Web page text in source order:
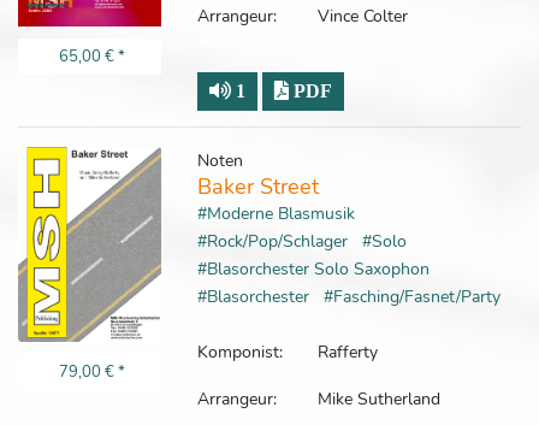
65,00 €*
Arrangeur:
Vince Colter
1 PDF
79,00 €*
Noten
Baker Street
#Moderne Blasmusik
#Rock/Pop/Schlager
#Solo
#Blasorchester Solo Saxophon
#Blasorchester
#Fasching/Fasnet/Party
Komponist:
Rafferty
Arrangeur:
Mike Sutherland